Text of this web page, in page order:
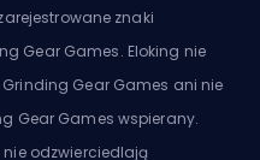
znaki
Gear Games. Eloking nie
Gear Games ani nie
Gear Games wspierany.
nie odzwierciedlają